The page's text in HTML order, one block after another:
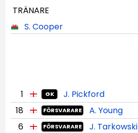
TRÄNARE
S. Cooper
1 GK
J. Pickford
18
FÖRSVARARE
A. Young
6
FÖRSVARARE
J. Tarkowski